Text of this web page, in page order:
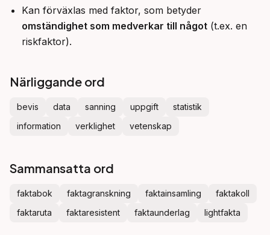
Kan förväxlas med faktor, som betyder
omständighet som medverkar till något (t.ex. en
riskfaktor).
Närliggande ord
bevis data sanning uppgift
statistik
information
verklighet vetenskap
Sammansatta ord
faktabok faktagranskning faktainsamling
faktakoll
faktaruta
faktaresistent faktaunderlag lightfakta